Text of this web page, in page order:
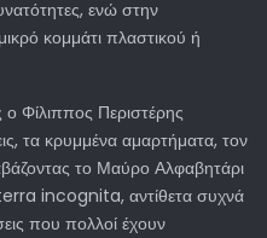
ενώ στην
κομμάτι πλαστικού ή
Φίλιππος Περιστέρης
τα κρυμμένα αμαρτήματα, τον
το Μαύρο Αλφαβητάρι
incognita, αντίθετα συχνά
που πολλοί έχουν